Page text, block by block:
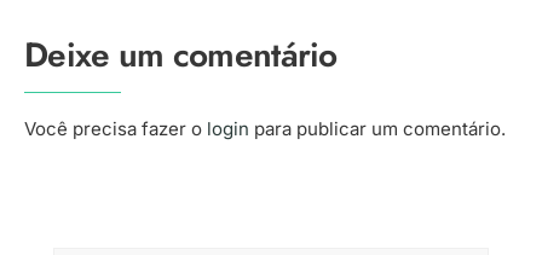
Deixe um comentário
Você precisa fazer o login para publicar um comentário.